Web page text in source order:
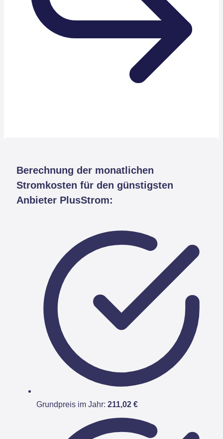
Berechnung der monatlichen
Stromkosten für den günstigsten
Anbieter PlusStrom:
Grundpreis im Jahr: 211,02 €